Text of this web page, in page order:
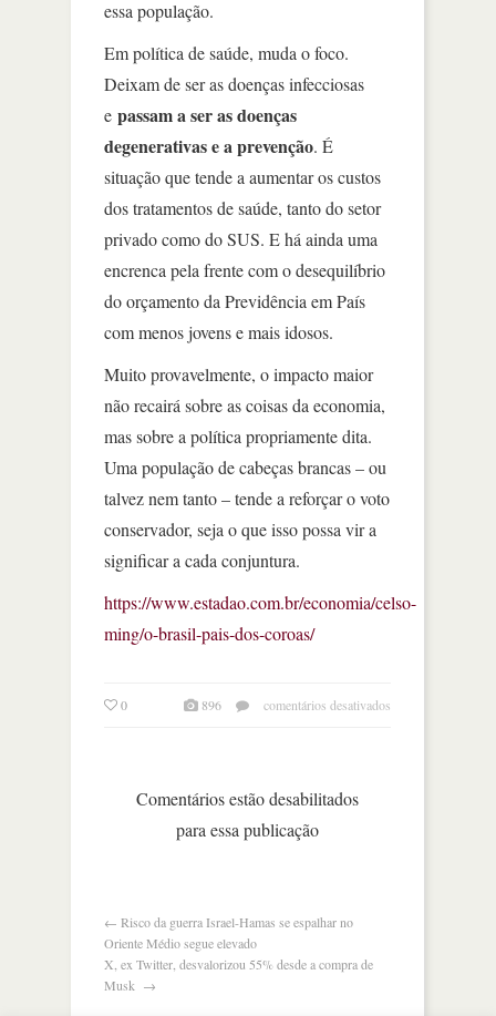
essa população.
Em política de saúde, muda o foco.
Deixam de ser as doenças infecciosas
e passam a ser as doenças
degenerativas e a prevenção. É
situação que tende a aumentar os custos
dos tratamentos de saúde, tanto do setor
privado como do SUS. E há ainda uma
encrenca pela frente com o desequilíbrio
do orçamento da Previdência em País
com menos jovens e mais idosos.
Muito provavelmente, o impacto maior
não recairá sobre as coisas da economia,
mas sobre a política propriamente dita.
Uma população de cabeças brancas – ou
talvez nem tanto – tende a reforçar o voto
conservador, seja o que isso possa vir a
significar a cada conjuntura.
https://www.estadao.com.br/economia/celso-
ming/o-brasil-pais-dos-coroas/
0 896 comentários desativados
Comentários estão desabilitados
para essa publicação
← Risco da guerra Israel-Hamas se espalhar no
Oriente Médio segue elevado
X, ex Twitter, desvalorizou 55% desde a compra de
Musk →